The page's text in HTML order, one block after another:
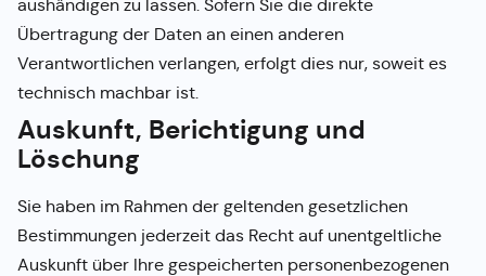
aushändigen zu lassen. Sofern Sie die direkte
Übertragung der Daten an einen anderen
Verantwortlichen verlangen, erfolgt dies nur, soweit es
technisch machbar ist.
Auskunft, Berichtigung und
Löschung
Sie haben im Rahmen der geltenden gesetzlichen
Bestimmungen jederzeit das Recht auf unentgeltliche
Auskunft über Ihre gespeicherten personenbezogenen